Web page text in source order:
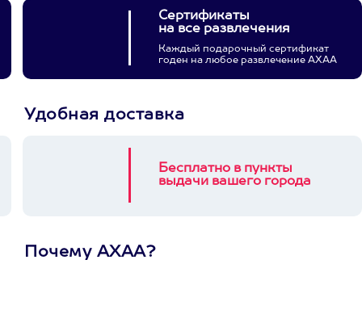
Сертификаты
на все развлечения
Каждый подарочный сертификат
годен на любое развлечение АХАА
Удобная доставка
Бесплатно в пункты
выдачи вашего города
Почему АХАА?